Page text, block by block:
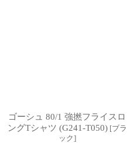
ゴーシュ 80/1 強撚フライスロ
ングTシャツ (G241-T050) [ブラ
ック]